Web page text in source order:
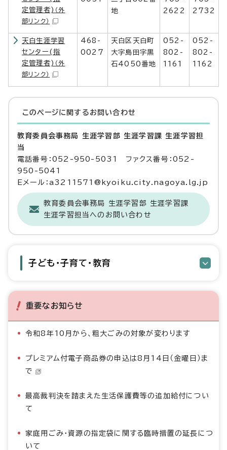
定管理者) （外
部リンク）
地
2622
2732
天白生涯学習
センター(指
定管理者) （外
部リンク）
468-
0027
天白区天白町
大字島田字黒
石4050番地
052-
802-
1161
052-
802-
1162
このページに関する お問い合わせ
教育委員会事務局 生涯学習部 生涯学習課 生涯学習担
当
電話番号：052-950-5031 ファクス番号：052-
950-5041
Eメール：a3211571@kyoiku.city.nagoya.lg.jp
教育委員会事務局 生涯学習部 生涯学習課
生涯学習担当へのお問い合わせ
子ども・子育て・教育
重要なお知らせ
令和8年10月から、粗大ごみの対象が変わります
プレミアム付電子商品券の申込は8月14日（金曜日）ま
で
最高裁判決を踏まえた生活保護費等の追加給付につい
て
家庭用ごみ・資源の指定袋に関する臨時措置の延長につ
いて